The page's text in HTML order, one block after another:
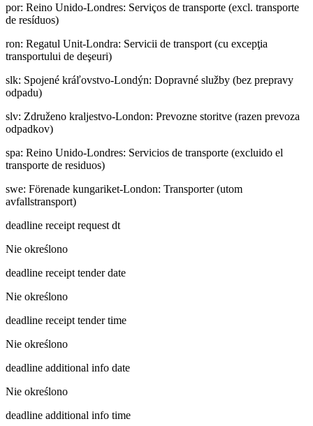
por: Reino Unido-Londres: Serviços de transporte (excl. transporte
de resíduos)
ron: Regatul Unit-Londra: Servicii de transport (cu excepţia
transportului de deşeuri)
slk: Spojené kráľovstvo-Londýn: Dopravné služby (bez prepravy
odpadu)
slv: Združeno kraljestvo-London: Prevozne storitve (razen prevoza
odpadkov)
spa: Reino Unido-Londres: Servicios de transporte (excluido el
transporte de residuos)
swe: Förenade kungariket-London: Transporter (utom
avfallstransport)
deadline receipt request dt
Nie określono
deadline receipt tender date
Nie określono
deadline receipt tender time
Nie określono
deadline additional info date
Nie określono
deadline additional info time